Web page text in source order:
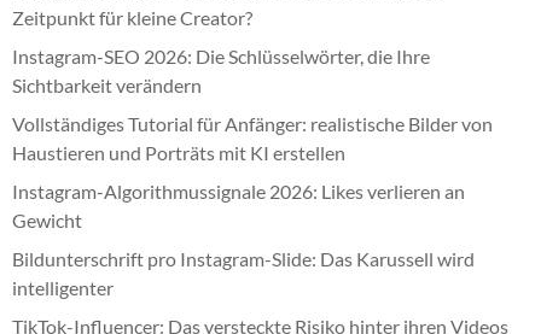
Zeitpunkt für kleine Creator?
Instagram-SEO 2026: Die Schlüsselwörter, die Ihre
Sichtbarkeit verändern
Vollständiges Tutorial für Anfänger: realistische Bilder von
Haustieren und Porträts mit KI erstellen
Instagram-Algorithmussignale 2026: Likes verlieren an
Gewicht
Bildunterschrift pro Instagram-Slide: Das Karussell wird
intelligenter
TikTok-Influencer: Das versteckte Risiko hinter ihren Videos